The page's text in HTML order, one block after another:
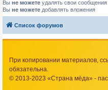
Вы не можете удалять свои сообщения
Вы не можете добавлять вложения
Список форумов
При копировании материалов,
обязательна.
© 2013-2023 «Страна мёда» -